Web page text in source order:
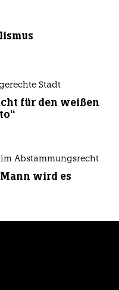
Stadt
für den weißen
Abstammungsrecht
wird es